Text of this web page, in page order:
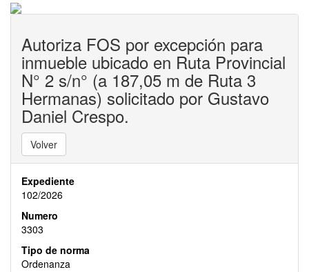
Autoriza FOS por excepción para
inmueble ubicado en Ruta Provincial
N° 2 s/n° (a 187,05 m de Ruta 3
Hermanas) solicitado por Gustavo
Daniel Crespo.
Volver
Expediente
102/2026
Numero
3303
Tipo de norma
Ordenanza